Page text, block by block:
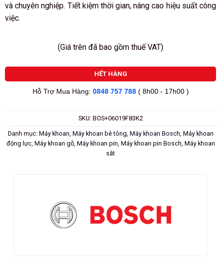
và chuyên nghiệp. Tiết kiệm thời gian, nâng cao hiệu suất công
việc.
(Giá trên đã bao gồm thuế VAT)
HẾT HÀNG
Hỗ Trợ Mua Hàng: 0848 757 788 ( 8h00 - 17h00 )
SKU: BOS+06019F83K2
Danh mục: Máy khoan Máy khoan bê tông Máy khoan Bosch Máy khoan
động lực, Máy khoan gỗ, Máy khoan pin Máy khoan pin Bosch Máy khoan
sắt